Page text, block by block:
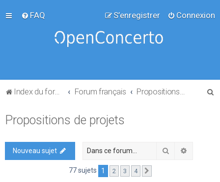
FAQ Connexion
S’enregistrer
Index du forum Forum français
Propositions de projets
Nouveau sujet Rechercher
77 sujets 1 2 3 4